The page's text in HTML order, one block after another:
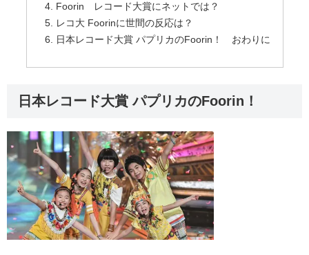
Foorin レコード大賞にネットでは？
レコ大 Foorinに世間の反応は？
日本レコード大賞 パプリカのFoorin！ おわりに
日本レコード大賞 パプリカのFoorin！